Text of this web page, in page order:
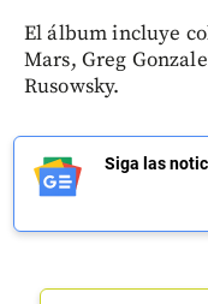
El álbum incluye
Mars, Greg
Rusowsky.
Siga las